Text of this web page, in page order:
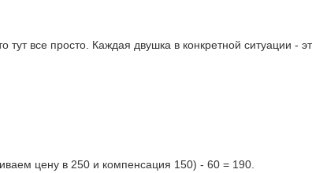
тут все просто. Каждая двушка в конкретной ситуации -
цену в 250 и компенсация 150) - 60 = 190.